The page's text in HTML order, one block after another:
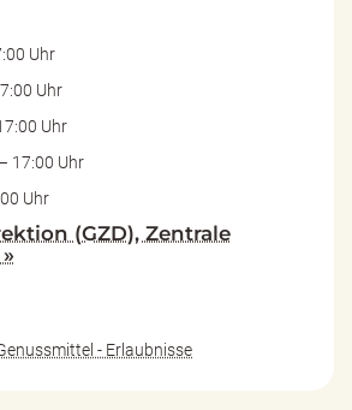
Uhr
Uhr
Uhr
17:00 Uhr
Uhr
(GZD), Zentrale
- Erlaubnisse